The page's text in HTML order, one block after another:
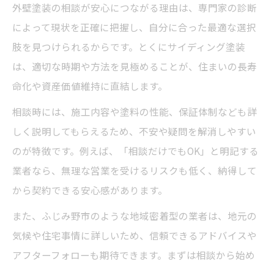
外壁塗装の相談が安心につながる理由は、専門家の診断
によって現状を正確に把握し、自分に合った最適な選択
肢を見つけられるからです。とくにサイディング塗装
は、適切な時期や方法を見極めることが、住まいの長寿
命化や資産価値維持に直結します。
相談時には、施工内容や塗料の性能、保証体制なども詳
しく説明してもらえるため、不安や疑問を解消しやすい
のが特徴です。例えば、「相談だけでもOK」と明記する
業者なら、無理な営業を受けるリスクも低く、納得して
から契約できる安心感があります。
また、ふじみ野市のような地域密着型の業者は、地元の
気候や住宅事情に詳しいため、信頼できるアドバイスや
アフターフォローも期待できます。まずは相談から始め